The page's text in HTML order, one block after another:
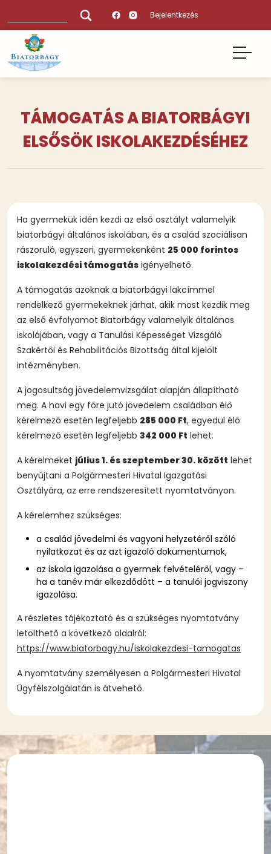
tartalomra
Bejelentkezés
TÁMOGATÁS A BIATORBÁGYI
ELSŐSÖK ISKOLAKEZDÉSÉHEZ
Ha gyermekük idén kezdi az első osztályt valamelyik
biatorbágyi általános iskolában, és a család szociálisan
rászoruló, egyszeri, gyermekenként 25 000 forintos
iskolakezdési támogatás igényelhető.
A támogatás azoknak a biatorbágyi lakcímmel
rendelkező gyermekeknek járhat, akik most kezdik meg
az első évfolyamot Biatorbágy valamelyik általános
iskolájában, vagy a Tanulási Képességet Vizsgáló
Szakértői és Rehabilitációs Bizottság által kijelölt
intézményben.
A jogosultság jövedelemvizsgálat alapján állapítható
meg. A havi egy főre jutó jövedelem családban élő
kérelmező esetén legfeljebb 285 000 Ft, egyedül élő
kérelmező esetén legfeljebb 342 000 Ft lehet.
A kérelmeket július 1. és szeptember 30. között lehet
benyújtani a Polgármesteri Hivatal Igazgatási
Osztályára, az erre rendszeresített nyomtatványon.
A kérelemhez szükséges:
a család jövedelmi és vagyoni helyzetéről szóló
nyilatkozat és az azt igazoló dokumentumok,
az iskola igazolása a gyermek felvételéről, vagy –
ha a tanév már elkezdődött – a tanulói jogviszony
igazolása.
A részletes tájékoztató és a szükséges nyomtatvány
letölthető a következő oldalról:
https://www.biatorbagy.hu/iskolakezdesi-tamogatas
A nyomtatvány személyesen a Polgármesteri Hivatal
Ügyfélszolgálatán is átvehető.